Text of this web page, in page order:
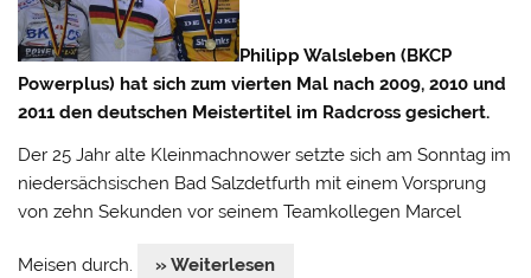
Philipp Walsleben (BKCP
Powerplus) hat sich zum vierten Mal nach 2009, 2010 und
2011 den deutschen Meistertitel im Radcross gesichert.
Der 25 Jahr alte Kleinmachnower setzte sich am Sonntag im
niedersächsischen Bad Salzdetfurth mit einem Vorsprung
von zehn Sekunden vor seinem Teamkollegen Marcel
Meisen durch. » Weiterlesen